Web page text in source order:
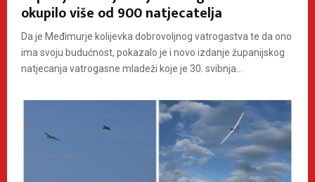
okupilo više od 900 natjecatelja
Da je Međimurje kolijevka dobrovoljnog vatrogastva te da ono
ima svoju budućnost, pokazalo je i novo izdanje županijskog
natjecanja vatrogasne mladeži koje je 30. svibnja...